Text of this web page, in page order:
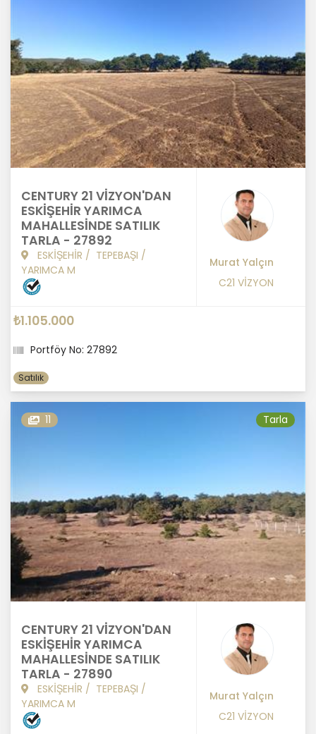
CENTURY 21 VİZYON'DAN
ESKİŞEHİR YARIMCA
MAHALLESİNDE SATILIK
TARLA - 27892
ESKİŞEHİR / TEPEBAŞI /
YARIMCA M
Murat Yalçın
C21 VİZYON
₺1.105.000
Portföy No: 27892
Satılık
11 Tarla
CENTURY 21 VİZYON'DAN
ESKİŞEHİR YARIMCA
MAHALLESİNDE SATILIK
TARLA - 27890
ESKİŞEHİR / TEPEBAŞI /
YARIMCA M
Murat Yalçın
C21 VİZYON